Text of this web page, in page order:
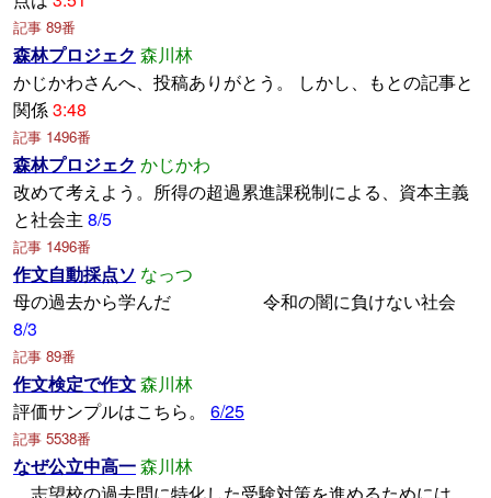
記事 89番
森林プロジェク 森川林
かじかわさんへ、投稿ありがとう。 しかし、もとの記事と
関係3:48
記事 1496番
森林プロジェク かじかわ
改めて考えよう。所得の超過累進課税制による、資本主義
と社会主 8/5
記事 1496番
作文自動採点ソ なっつ
母の過去から学んだ 令和の闇に負けない社会
8/3
記事 89番
作文検定で作文森川林
評価サンプルはこちら。 6/25
記事 5538番
なぜ公立中高一森川林